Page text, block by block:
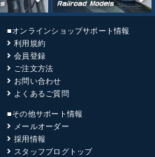
■オンラインショップサポート情報
利用規約
会員登録
ご注文方法
お問い合わせ
よくあるご質問
■その他サポート情報
メールオーダー
採用情報
スタッフブログトップ